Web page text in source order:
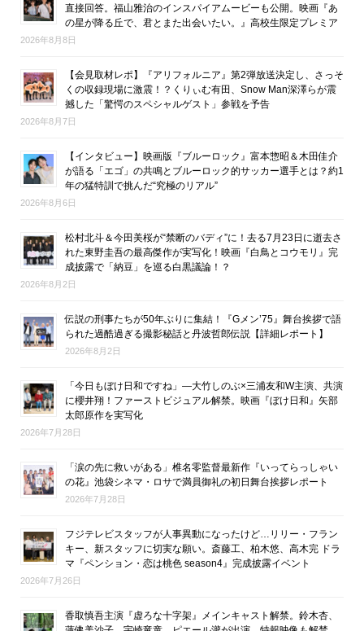
直接回答。福山雅治のインスパイアムービーも公開。映画『あ
の星が降る丘で、君とまた出会いたい。』高校生限定プレミア
2026年8月8日
【会見取材レポ】『アリフォルニア』第2弾放送決定し、さっそ
くの収録現場に激震！？くりぃむ有田、Snow Man深澤らが震
撼した「驚愕のスペシャルゲスト」参戦を予告
2026年8月7日
【インタビュー】映画版『ブルーロック』富本惣昭＆木田佳介
が語る「エゴ」の共鳴とブルーロック的サッカー選手とは？約1
年の猛特訓で挑んだ“究極のリアル”
2026年8月6日
松村北斗＆今田美桜が“禁断のバディ”に！去る7月23日に逝去さ
れた東野圭吾の最高傑作が実写化！映画『白鳥とコウモリ』完
成披露で「納豆」を巡る白黒議論！？
2026年8月2日
伝説の刑事たちが50年ぶりに集結！『Gメン’75』舞台挨拶で語
られた過酷過ぎる撮影秘話と丹波哲郎伝説【詳細レポート】
2026年8月2日
「今日もぼけ日和ですね」―大竹しのぶ×三浦友和W主演、共演
に櫻井翔！ファーストビジュアル解禁。映画『ぼけ日和』矢部
太郎原作を実写化
2026年7月28日
「涙の先に救いがある」椎名零監督最新作『いってらっしゃい
の花』池袋シネマ・ロサで満員御礼の初日舞台挨拶レポート
2026年7月28日
フジテレビスタッフが人事異動になったけど…リリー・フラン
キー、新スタッフに切実な願い。斎藤工、柏木悠、高木完 ドラ
マ『ペンション・恋は桃色 season4』完成披露イベント
2026年7月26日
香取慎吾主演『虚ろな十字架』メインキャスト解禁。鈴木杏、